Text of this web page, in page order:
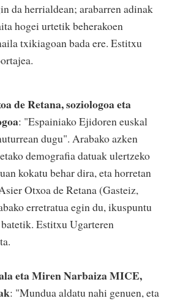
da herrialdean; arabarren adinak
hogei urtetik beherakoen
txikiagoan bada ere. Estitxu
de Retana, soziologoa eta
: "Espainiako Ejidoren euskal
dugu". Arabako azken
demografia datuak ulertzeko
kokatu behar dira, eta horretan
Otxoa de Retana (Gasteiz,
erretratua egin du, ikuspuntu
Estitxu Ugarteren
eta Miren Narbaiza MICE,
: "Mundua aldatu nahi genuen, eta